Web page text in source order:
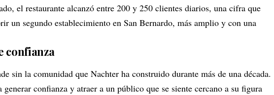
el restaurante alcanzó entre 200 y 250 clientes diarios, una cifra que
un segundo establecimiento en San Bernardo, más amplio y con una
confianza
sin la comunidad que Nachter ha construido durante más de una década.
generar confianza y atraer a un público que se siente cercano a su figura